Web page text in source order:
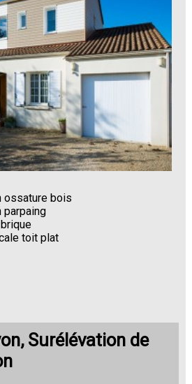
ossature bois
parpaing
toit plat
Surélévation de